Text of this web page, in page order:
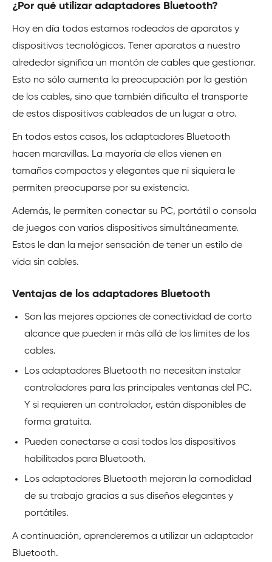
¿Por qué utilizar adaptadores Bluetooth?
Hoy en día todos estamos rodeados de aparatos y
dispositivos tecnológicos. Tener aparatos a nuestro
alrededor significa un montón de cables que gestionar.
Esto no sólo aumenta la preocupación por la gestión
de los cables, sino que también dificulta el transporte
de estos dispositivos cableados de un lugar a otro.
En todos estos casos, los adaptadores Bluetooth
hacen maravillas. La mayoría de ellos vienen en
tamaños compactos y elegantes que ni siquiera le
permiten preocuparse por su existencia.
Además, le permiten conectar su PC, portátil o consola
de juegos con varios dispositivos simultáneamente.
Estos le dan la mejor sensación de tener un estilo de
vida sin cables.
Ventajas de los adaptadores Bluetooth
Son las mejores opciones de conectividad de corto
alcance que pueden ir más allá de los límites de los
cables.
Los adaptadores Bluetooth no necesitan instalar
controladores para las principales ventanas del PC.
Y si requieren un controlador, están disponibles de
forma gratuita.
Pueden conectarse a casi todos los dispositivos
habilitados para Bluetooth.
Los adaptadores Bluetooth mejoran la comodidad
de su trabajo gracias a sus diseños elegantes y
portátiles.
A continuación, aprenderemos a utilizar un adaptador
Bluetooth.